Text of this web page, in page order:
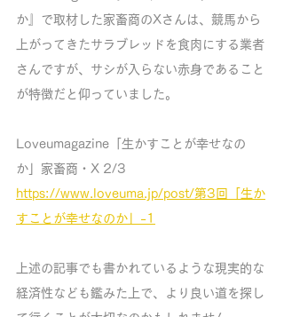
か』で取材した家畜商のXさんは、競馬から
上がってきたサラブレッドを食肉にする業者
さんですが、サシが入らない赤身であること
が特徴だと仰っていました。
Loveumagazine「生かすことが幸せなの
か」家畜商・X 2/3
https://www.loveuma.jp/post/第3回「生か
すことが幸せなのか」-1
上述の記事でも書かれているような現実的な
経済性なども鑑みた上で、より良い道を探し